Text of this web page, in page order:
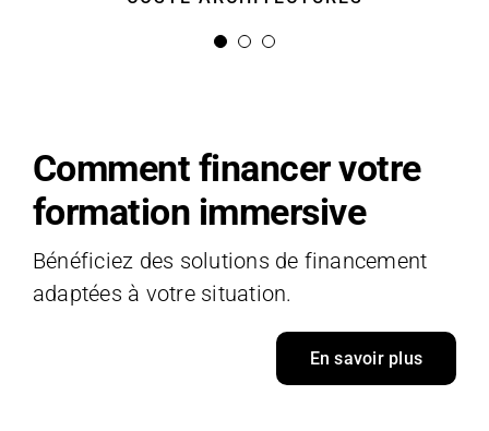
Comment financer votre
formation immersive
Bénéficiez des solutions de financement
adaptées à votre situation.
En savoir plus